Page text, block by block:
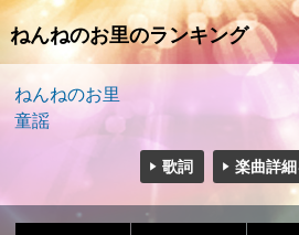
ねんねのお里のランキング
ねんねのお里
童謡
歌詞 楽曲詳